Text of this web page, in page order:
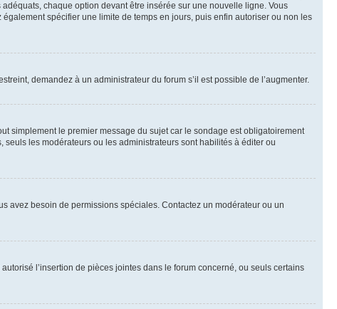
chaque option devant être insérée sur une nouvelle ligne. Vous
spécifier une limite de temps en jours, puis enfin autoriser ou non les
demandez à un administrateur du forum s’il est possible de l’augmenter.
simplement le premier message du sujet car le sondage est obligatoirement
les modérateurs ou les administrateurs sont habilités à éditer ou
avez besoin de permissions spéciales. Contactez un modérateur ou un
l’insertion de pièces jointes dans le forum concerné, ou seuls certains